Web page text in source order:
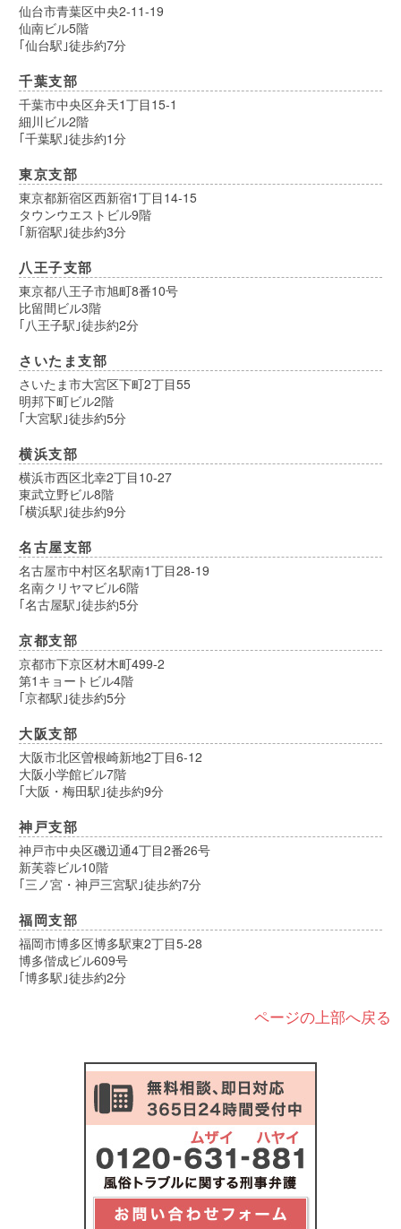
仙台市青葉区中央2-11-19
仙南ビル5階
｢仙台駅｣徒歩約7分
千葉支部
千葉市中央区弁天1丁目15-1
細川ビル2階
｢千葉駅｣徒歩約1分
東京支部
東京都新宿区西新宿1丁目14-15
タウンウエストビル9階
｢新宿駅｣徒歩約3分
八王子支部
東京都八王子市旭町8番10号
比留間ビル3階
｢八王子駅｣徒歩約2分
さいたま支部
さいたま市大宮区下町2丁目55
明邦下町ビル2階
｢大宮駅｣徒歩約5分
横浜支部
横浜市西区北幸2丁目10-27
東武立野ビル8階
｢横浜駅｣徒歩約9分
名古屋支部
名古屋市中村区名駅南1丁目28-19
名南クリヤマビル6階
｢名古屋駅｣徒歩約5分
京都支部
京都市下京区材木町499-2
第1キョートビル4階
｢京都駅｣徒歩約5分
大阪支部
大阪市北区曽根崎新地2丁目6-12
大阪小学館ビル7階
｢大阪・梅田駅｣徒歩約9分
神戸支部
神戸市中央区磯辺通4丁目2番26号
新芙蓉ビル10階
｢三ノ宮・神戸三宮駅｣徒歩約7分
福岡支部
福岡市博多区博多駅東2丁目5-28
博多偕成ビル609号
｢博多駅｣徒歩約2分
ページの上部へ戻る